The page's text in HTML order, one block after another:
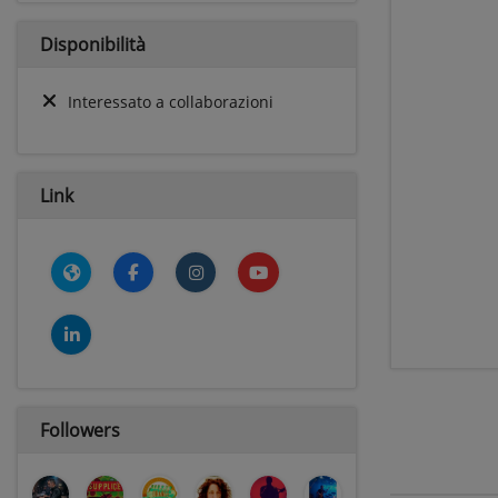
Disponibilità
Interessato a collaborazioni
Link
Followers